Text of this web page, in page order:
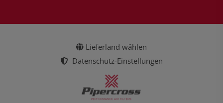
Lieferland wählen
Datenschutz-Einstellungen